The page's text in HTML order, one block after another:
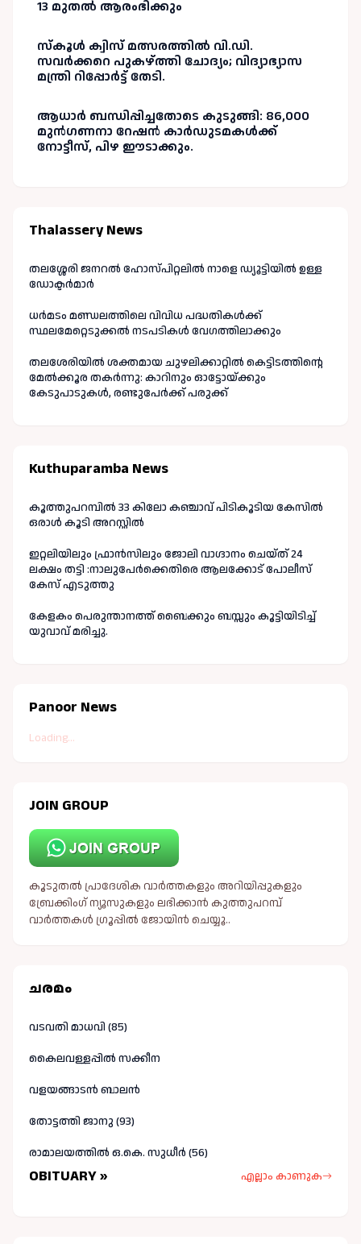
13 മുതൽ ആരംഭിക്കും
സ്‌കൂൾ ക്വിസ് മത്സരത്തിൽ വി.ഡി.
സവർക്കറെ പുകഴ്ത്തി ചോദ്യം; വിദ്യാഭ്യാസ
മന്ത്രി റിപ്പോർട്ട് തേടി.
ആധാർ ബന്ധിപ്പിച്ചതോടെ കുടുങ്ങി: 86,000
മുൻഗണനാ റേഷൻ കാർഡുടമകൾക്ക്
നോട്ടീസ്, പിഴ ഈടാക്കും.
Thalassery News
തലശ്ശേരി ജനറൽ ഹോസ്പിറ്റലിൽ നാളെ ഡ്യൂട്ടിയിൽ ഉള്ള
ഡോക്ടർമാർ
ധർമടം മണ്ഡലത്തിലെ വിവിധ പദ്ധതികൾക്ക്
സ്ഥലമേറ്റെടുക്കൽ നടപടികൾ വേഗത്തിലാക്കും
തലശേരിയിൽ ശക്തമായ ചുഴലിക്കാറ്റിൽ കെട്ടിടത്തിന്റെ
മേൽക്കൂര തകർന്നു: കാറിനും ഓട്ടോയ്ക്കും
കേടുപാടുകൾ, രണ്ടുപേർക്ക് പരുക്ക്
Kuthuparamba News
കൂത്തുപറമ്പിൽ 33 കിലോ കഞ്ചാവ് പിടികൂടിയ കേസിൽ
ഒരാൾ കൂടി അറസ്റ്റിൽ
ഇറ്റലിയിലും ഫ്രാൻസിലും ജോലി വാഗ്ദാനം ചെയ്ത് 24
ലക്ഷം തട്ടി :നാലുപേർക്കെതിരെ ആലക്കോട് പോലീസ്
കേസ് എടുത്തു
കേളകം പെരുന്താനത്ത് ബൈക്കും ബസ്സും കൂട്ടിയിടിച്ച്
യുവാവ് മരിച്ചു.
Panoor News
Loading...
JOIN GROUP
കൂടുതൽ പ്രാദേശിക വാർത്തകളും അറിയിപ്പുകളും
ബ്രേക്കിംഗ് ന്യൂസുകളും ലഭിക്കാൻ കുത്തുപറമ്പ്
വാർത്തകൾ ഗ്രൂപ്പിൽ ജോയിൻ ചെയ്യൂ..
ചരമം
വടവതി മാധവി (85)
കൈലവള്ളപ്പിൽ സക്കീന
വളയങ്ങാടൻ ബാലൻ
തോട്ടത്തി ജാനു (93)
രാമാലയത്തിൽ ഒ.കെ. സുധീർ (56)
OBITUARY » എല്ലാം കാണുക